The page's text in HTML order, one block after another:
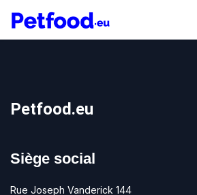
Petfood.eu
Siège social
Rue Joseph Vanderick 144